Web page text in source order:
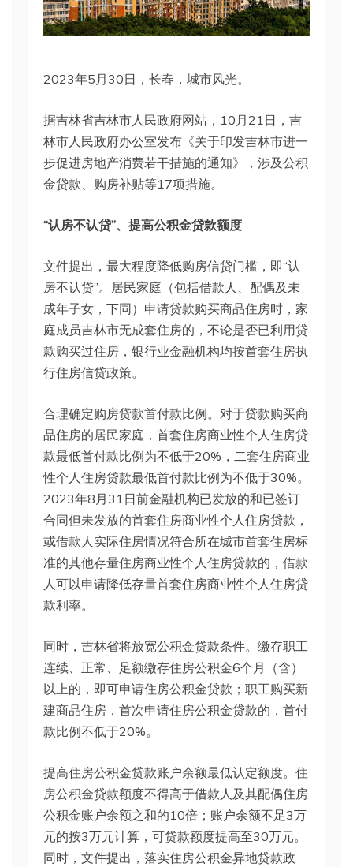
2023年5月30日，长春，城市风光。
据吉林省吉林市人民政府网站，10月21日，吉
林市人民政府办公室发布《关于印发吉林市进一
步促进房地产消费若干措施的通知》，涉及公积
金贷款、购房补贴等17项措施。
“认房不认贷”、提高公积金贷款额度
文件提出，最大程度降低购房信贷门槛，即“认
房不认贷”。居民家庭（包括借款人、配偶及未
成年子女，下同）申请贷款购买商品住房时，家
庭成员吉林市无成套住房的，不论是否已利用贷
款购买过住房，银行业金融机构均按首套住房执
行住房信贷政策。
合理确定购房贷款首付款比例。对于贷款购买商
品住房的居民家庭，首套住房商业性个人住房贷
款最低首付款比例为不低于20%，二套住房商业
性个人住房贷款最低首付款比例为不低于30%。
2023年8月31日前金融机构已发放的和已签订
合同但未发放的首套住房商业性个人住房贷款，
或借款人实际住房情况符合所在城市首套住房标
准的其他存量住房商业性个人住房贷款的，借款
人可以申请降低存量首套住房商业性个人住房贷
款利率。
同时，吉林省将放宽公积金贷款条件。缴存职工
连续、正常、足额缴存住房公积金6个月（含）
以上的，即可申请住房公积金贷款；职工购买新
建商品住房，首次申请住房公积金贷款的，首付
款比例不低于20%。
提高住房公积金贷款账户余额最低认定额度。住
房公积金贷款额度不得高于借款人及其配偶住房
公积金账户余额之和的10倍；账户余额不足3万
元的按3万元计算，可贷款额度提高至30万元。
同时，文件提出，落实住房公积金异地贷款政